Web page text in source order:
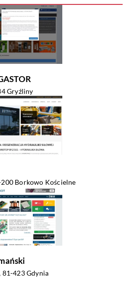
Gryźliny
Borkowo Kościelne
423 Gdynia